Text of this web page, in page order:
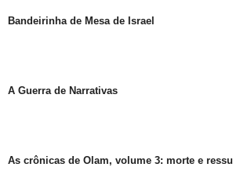
Bandeirinha de Mesa de Israel
A Guerra de Narrativas
As crônicas de Olam, volume 3: morte e